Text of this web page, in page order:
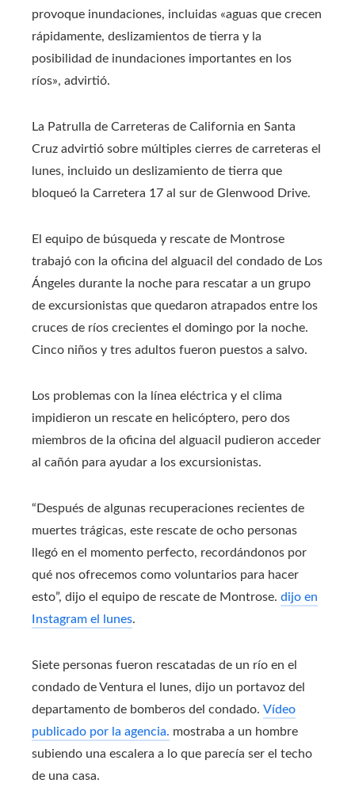
provoque inundaciones, incluidas «aguas que crecen
rápidamente, deslizamientos de tierra y la
posibilidad de inundaciones importantes en los
ríos», advirtió.
La Patrulla de Carreteras de California en Santa
Cruz advirtió sobre múltiples cierres de carreteras el
lunes, incluido un deslizamiento de tierra que
bloqueó la Carretera 17 al sur de Glenwood Drive.
El equipo de búsqueda y rescate de Montrose
trabajó con la oficina del alguacil del condado de Los
Ángeles durante la noche para rescatar a un grupo
de excursionistas que quedaron atrapados entre los
cruces de ríos crecientes el domingo por la noche.
Cinco niños y tres adultos fueron puestos a salvo.
Los problemas con la línea eléctrica y el clima
impidieron un rescate en helicóptero, pero dos
miembros de la oficina del alguacil pudieron acceder
al cañón para ayudar a los excursionistas.
“Después de algunas recuperaciones recientes de
muertes trágicas, este rescate de ocho personas
llegó en el momento perfecto, recordándonos por
qué nos ofrecemos como voluntarios para hacer
esto”, dijo el equipo de rescate de Montrose. dijo en
Instagram el lunes.
Siete personas fueron rescatadas de un río en el
condado de Ventura el lunes, dijo un portavoz del
departamento de bomberos del condado. Vídeo
publicado por la agencia. mostraba a un hombre
subiendo una escalera a lo que parecía ser el techo
de una casa.